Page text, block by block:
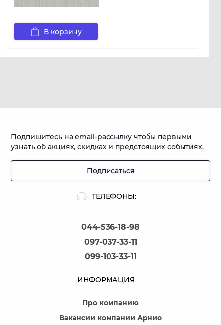
В корзину
ТЕЛЕФОНЫ:
044-536-18-98
097-037-33-11
099-103-33-11
Подпишитесь на email-рассылку чтобы первыми
узнать об акциях, скидках и предстоящих событиях.
Подписаться
ИНФОРМАЦИЯ
Про компанию
Вакансии компании Арнио